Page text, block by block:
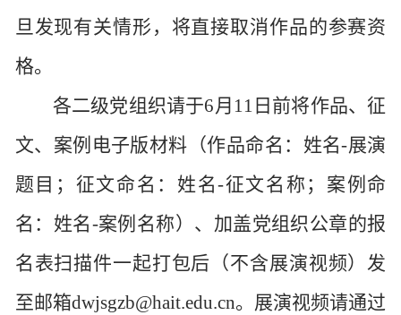
旦发现有关情形，将直接取消作品的参赛资
格。
各二级党组织请于6月 11 日前将作品、征
文、案例 电子版材料 （作品命名：姓名-展演
题目；征文命名：姓名-征文名称；案例命
名：姓名-案例名称）、加盖党组织公章的报
名表扫描件一起打包后（不含展演视频）发
至邮箱dwjsgzb@hait.edu.cn。 展演视频请通过